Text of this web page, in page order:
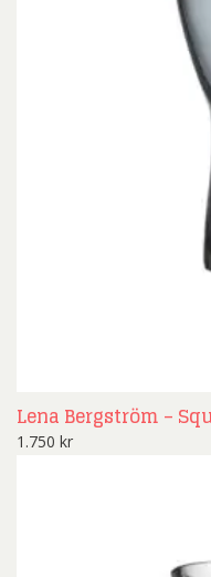
Lena Bergström –
1.750 kr